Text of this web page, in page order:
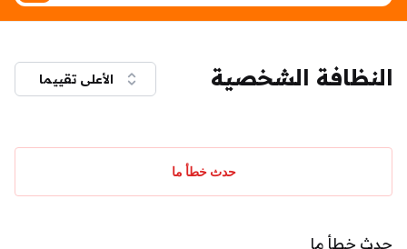
النظافة الشخصية الأعلى تقييما
حدث خطأ ما
حدث خطأ ما